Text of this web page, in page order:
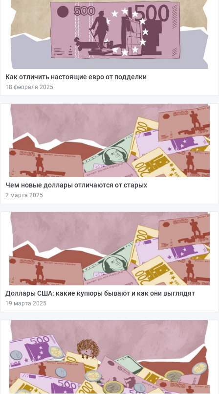
Как отличить настоящие евро от подделки
18 февраля 2025
Чем новые доллары отличаются от старых
2 марта 2025
Доллары США: какие купюры бывают и как они выглядят
19 марта 2025